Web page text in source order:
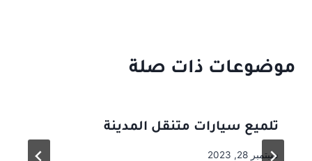
موضوعات ذات صلة
تلميع سيارات متنقل المدينة
سبتمبر 28, 2023